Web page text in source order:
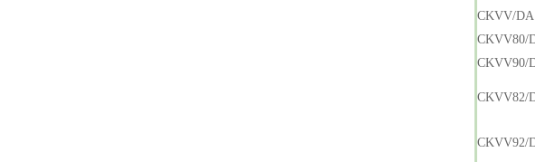
CKVV/DA
CKVV80/
CKVV90/
CKVV82/
CKVV92/